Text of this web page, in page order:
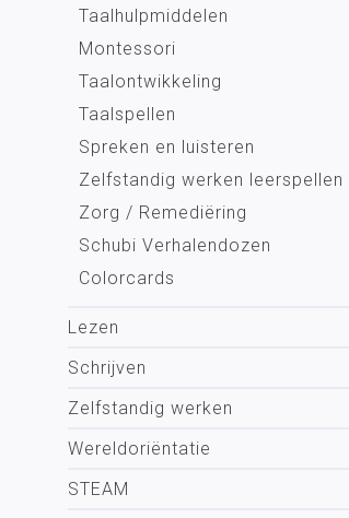
Taalhulpmiddelen
Montessori
Taalontwikkeling
Taalspellen
Spreken en luisteren
Zelfstandig werken leerspellen
Zorg / Remediëring
Schubi Verhalendozen
Colorcards
Lezen
Schrijven
Zelfstandig werken
Wereldoriëntatie
STEAM